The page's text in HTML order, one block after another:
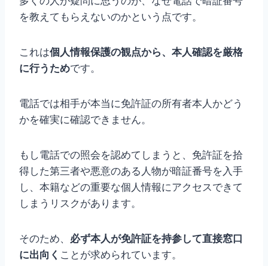
を教えてもらえないのかという点です。
これは個人情報保護の観点から、本人確認を厳格
に行うためです。
電話では相手が本当に免許証の所有者本人かどう
かを確実に確認できません。
もし電話での照会を認めてしまうと、免許証を拾
得した第三者や悪意のある人物が暗証番号を入手
し、本籍などの重要な個人情報にアクセスできて
しまうリスクがあります。
そのため、 必ず本人が免許証を持参して直接窓口
に出向く ことが求められています。